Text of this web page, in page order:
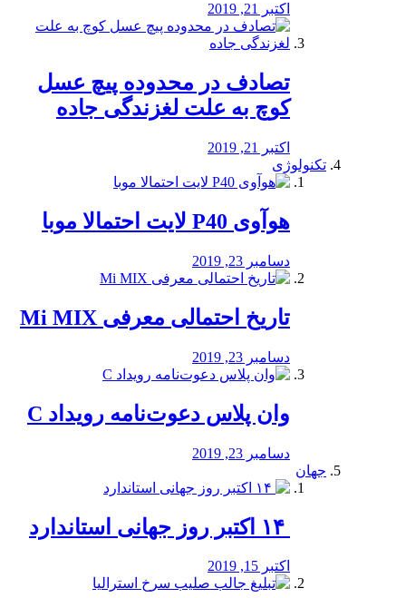
اکتبر 21, 2019
تصادف در محدوده پیچ عسل
کوچ به علت لغزندگی جاده
اکتبر 21, 2019
تکنولوژی
هوآوی P40 لایت احتمالا موبا
دسامبر 23, 2019
تاریخ احتمالی معرفی Mi MIX
دسامبر 23, 2019
وان پلاس دعوت‌نامه رویداد C
دسامبر 23, 2019
جهان
اکتبر 15, 2019